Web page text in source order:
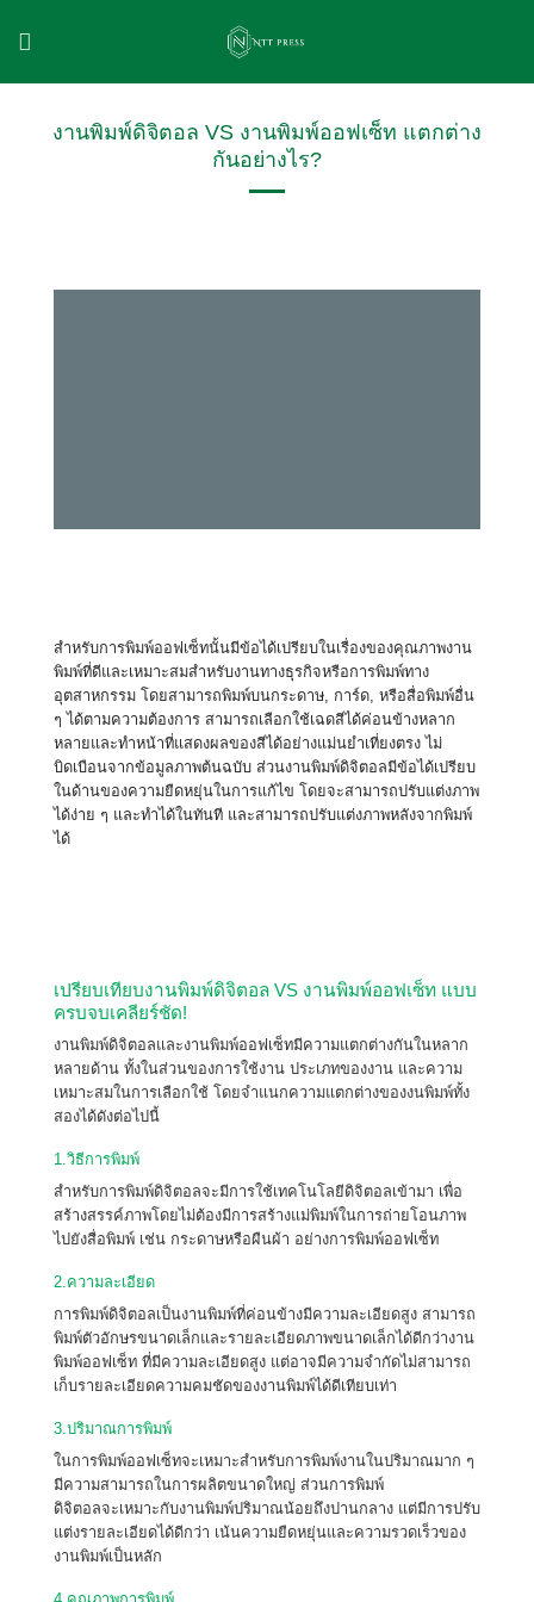
เนื้อหา
งานพิมพ์ดิจิตอล VS งานพิมพ์ออฟเซ็ท แตกต่าง
กันอย่างไร?
สำหรับการพิมพ์ออฟเซ็ทนั้นมีข้อได้เปรียบในเรื่องของคุณภาพงาน
พิมพ์ที่ดีและเหมาะสมสำหรับงานทางธุรกิจหรือการพิมพ์ทาง
อุตสาหกรรม โดยสามารถพิมพ์บนกระดาษ, การ์ด, หรือสื่อพิมพ์อื่น
ๆ ได้ตามความต้องการ สามารถเลือกใช้เฉดสีได้ค่อนข้างหลาก
หลายและทำหน้าที่แสดงผลของสีได้อย่างแม่นยำเที่ยงตรง ไม่
บิดเบือนจากข้อมูลภาพต้นฉบับ ส่วนงานพิมพ์ดิจิตอลมีข้อได้เปรียบ
ในด้านของความยืดหยุ่นในการแก้ไข โดยจะสามารถปรับแต่งภาพ
ได้ง่าย ๆ และทำได้ในทันที และสามารถปรับแต่งภาพหลังจากพิมพ์
ได้
เปรียบเทียบงานพิมพ์ดิจิตอล VS งานพิมพ์ออฟเซ็ท แบบ
ครบจบเคลียร์ชัด!
งานพิมพ์ดิจิตอลและงานพิมพ์ออฟเซ็ทมีความแตกต่างกันในหลาก
หลายด้าน ทั้งในส่วนของการใช้งาน ประเภทของงาน และความ
เหมาะสมในการเลือกใช้ โดยจำแนกความแตกต่างของงนพิมพ์ทั้ง
สองได้ดังต่อไปนี้
1.วิธีการพิมพ์
สำหรับการพิมพ์ดิจิตอลจะมีการใช้เทคโนโลยีดิจิตอลเข้ามา เพื่อ
สร้างสรรค์ภาพโดยไม่ต้องมีการสร้างแม่พิมพ์ในการถ่ายโอนภาพ
ไปยังสื่อพิมพ์ เช่น กระดาษหรือผืนผ้า อย่างการพิมพ์ออฟเซ็ท
2.ความละเอียด
การพิมพ์ดิจิตอลเป็นงานพิมพ์ที่ค่อนข้างมีความละเอียดสูง สามารถ
พิมพ์ตัวอักษรขนาดเล็กและรายละเอียดภาพขนาดเล็กได้ดีกว่างาน
พิมพ์ออฟเซ็ท ที่มีความละเอียดสูง แต่อาจมีความจำกัดไม่สามารถ
เก็บรายละเอียดความคมชัดของงานพิมพ์ได้ดีเทียบเท่า
3.ปริมาณการพิมพ์
ในการพิมพ์ออฟเซ็ทจะเหมาะสำหรับการพิมพ์งานในปริมาณมาก ๆ
มีความสามารถในการผลิตขนาดใหญ่ ส่วนการพิมพ์
ดิจิตอลจะเหมาะกับงานพิมพ์ปริมาณน้อยถึงปานกลาง แต่มีการปรับ
แต่งรายละเอียดได้ดีกว่า เน้นความยืดหยุ่นและความรวดเร็วของ
งานพิมพ์เป็นหลัก